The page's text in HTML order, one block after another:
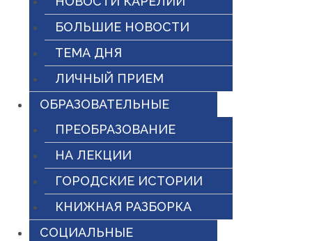
БОЛЬШИЕ НОВОСТИ
ТЕМА ДНЯ
ЛИЧНЫЙ ПРИЕМ
ОБРАЗОВАТЕЛЬНЫЕ
ПРЕОБРАЗОВАНИЕ
НА ЛЕКЦИИ
ГОРОДСКИЕ ИСТОРИИ
КНИЖНАЯ РАЗБОРКА
СОЦИАЛЬНЫЕ